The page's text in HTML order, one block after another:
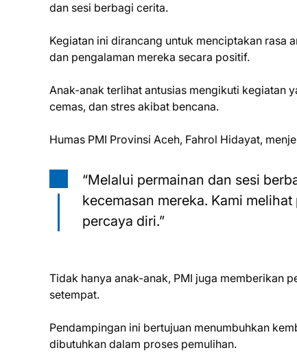
dan sesi berbagi cerita.
Kegiatan ini dirancang untuk menciptakan rasa
dan pengalaman mereka secara positif.
Anak-anak terlihat antusias mengikuti kegiatan
cemas, dan stres akibat bencana.
Humas PMI Provinsi Aceh, Fahrol Hidayat,
“Melalui permainan dan sesi
kecemasan mereka. Kami
percaya diri.”
Tidak hanya anak-anak, PMI juga memberikan
setempat.
Pendampingan ini bertujuan menumbuhkan
dibutuhkan dalam proses pemulihan.